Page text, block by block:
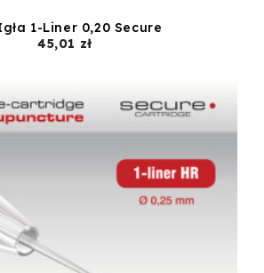
1-Liner 0,20 Secure
45,01 złCena